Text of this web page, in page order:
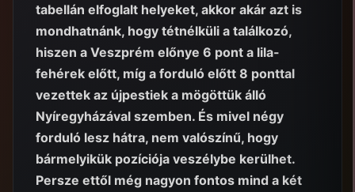
tabellán elfoglalt helyeket, akkor akár azt is
mondhatnánk, hogy tétnélküli a találkozó,
hiszen a Veszprém előnye 6 pont a lila-
fehérek előtt, míg a forduló előtt 8 ponttal
vezettek az újpestiek a mögöttük álló
Nyíregyházával szemben. És mivel négy
forduló lesz hátra, nem valószínű, hogy
bármelyikük pozíciója veszélybe kerülhet.
Persze ettől még nagyon fontos mind a két